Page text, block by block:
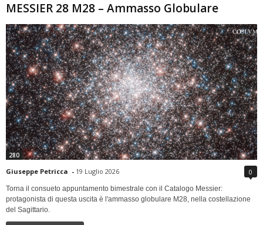
MESSIER 28 M28 – Ammasso Globulare
280
Giuseppe Petricca - 19 Luglio 2026 0
Torna il consueto appuntamento bimestrale con il Catalogo Messier:
protagonista di questa uscita è l'ammasso globulare M28, nella costellazione
del Sagittario.